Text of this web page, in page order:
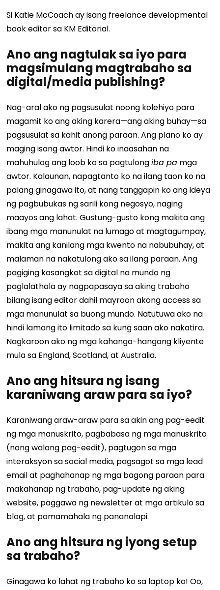
Si Katie McCoach ay isang freelance developmental
book editor sa KM Editorial.
Ano ang nagtulak sa iyo para
magsimulang magtrabaho sa
digital/media publishing?
Nag-aral ako ng pagsusulat noong kolehiyo para
magamit ko ang aking karera—ang aking buhay—sa
pagsusulat sa kahit anong paraan. Ang plano ko ay
maging isang awtor. Hindi ko inaasahan na
mahuhulog ang loob ko sa pagtulongiba pa mga
awtor. Kalaunan, napagtanto ko na ilang taon ko na
palang ginagawa ito, at nang tanggapin ko ang ideya
ng pagbubukas ng sarili kong negosyo, naging
maayos ang lahat. Gustung-gusto kong makita ang
ibang mga manunulat na lumago at magtagumpay,
makita ang kanilang mga kwento na nabubuhay, at
malaman na nakatulong ako sa ilang paraan. Ang
pagiging kasangkot sa digital na mundo ng
paglalathala ay nagpapasaya sa aking trabaho
bilang isang editor dahil mayroon akong access sa
mga manunulat sa buong mundo. Natutuwa ako na
hindi lamang ito limitado sa kung saan ako nakatira.
Nagkaroon ako ng mga kahanga-hangang kliyente
mula sa England, Scotland, at Australia.
Ano ang hitsura ng isang
karaniwang araw para sa iyo?
Karaniwang araw-araw para sa akin ang pag-eedit
ng mga manuskrito, pagbabasa ng mga manuskrito
(nang walang pag-eedit), pagtugon sa mga
interaksyon sa social media, pagsagot sa mga lead
email at paghahanap ng mga bagong paraan para
makahanap ng trabaho, pag-update ng aking
website, paggawa ng newsletter at mga artikulo sa
blog, at pamamahala ng pananalapi.
Ano ang hitsura ng iyong setup
sa trabaho?
Ginagawa ko lahat ng trabaho ko sa laptop ko! Oo,